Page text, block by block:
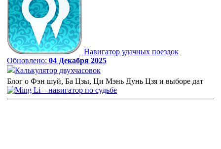
Навигатор удачных поездок
Обновлено: 04 Декабря 2025
Калькулятор двухчасовок
Блог о Фэн шуй, Ба Цзы, Ци Мэнь Дунь Цзя и выборе дат